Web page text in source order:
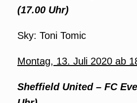
(17.00 Uhr)
Sky: Toni Tomic
Montag, 13. Juli 2020 ab
Sheffield United – FC